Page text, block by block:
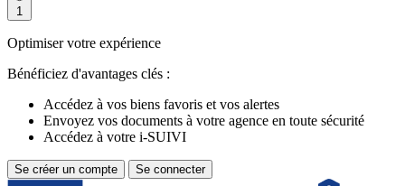
1
Optimiser votre expérience
Bénéficiez d'avantages clés :
Accédez à vos biens favoris et vos alertes
Envoyez vos documents à votre agence en toute sécurité
Accédez à votre i-SUIVI
Se créer un compte Se connecter